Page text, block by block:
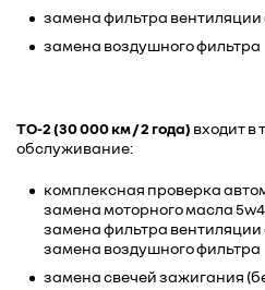
замена фильтра вентиляции
замена воздушного фильтра
ТО-2 (30 000 км / 2 года) входит в
обслуживание:
комплексная проверка
замена моторного масла
замена фильтра вентиляции
замена воздушного фильтра
замена свечей зажигания